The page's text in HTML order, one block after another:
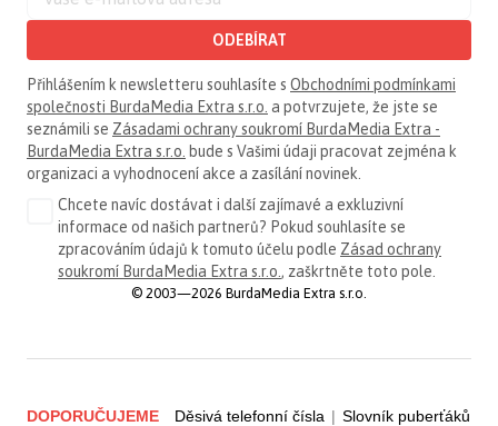
ODEBÍRAT
Přihlášením k newsletteru souhlasíte s Obchodními podmínkami
společnosti BurdaMedia Extra s.r.o. a potvrzujete, že jste se
seznámili se Zásadami ochrany soukromí BurdaMedia Extra -
BurdaMedia Extra s.r.o. bude s Vašimi údaji pracovat zejména k
organizaci a vyhodnocení akce a zasílání novinek.
Chcete navíc dostávat i další zajímavé a exkluzivní
informace od našich partnerů? Pokud souhlasíte se
zpracováním údajů k tomuto účelu podle Zásad ochrany
soukromí BurdaMedia Extra s.r.o. , zaškrtněte toto pole.
© 2003—2026 BurdaMedia Extra s.r.o.
DOPORUČUJEME Děsivá telefonní čísla | Slovník puberťáků